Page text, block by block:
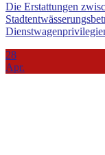
Die Erstattungen
28
Apr.